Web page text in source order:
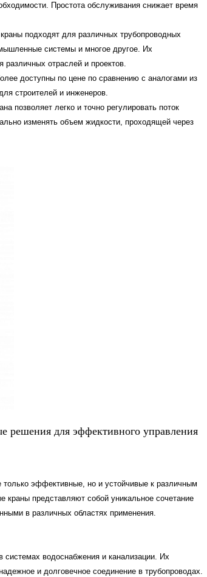
Простота обслуживания снижает время
подходят для различных трубопроводных
системы и многое другое. Их
отраслей и проектов.
доступны по цене по сравнению с аналогами из
строителей и инженеров.
позволяет легко и точно регулировать поток
изменять объем жидкости, проходящей через
решения для эффективного управления
эффективные, но и устойчивые к различным
представляют собой уникальное сочетание
в различных областях применения.
водоснабжения и канализации. Их
и долговечное соединение в трубопроводах.